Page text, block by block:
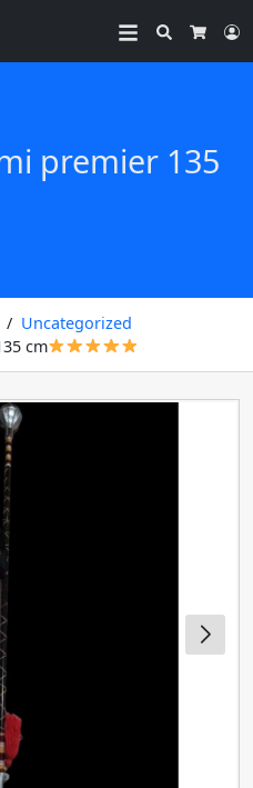
Search
premier 135
Uncategorized
cm